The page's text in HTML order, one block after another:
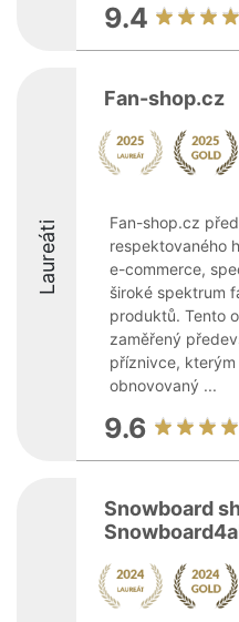
9.4
Laureáti
Fan-shop.cz
Fan-shop.cz
respektovaného
e-commerce,
široké spektrum
produktů. Tento
zaměřený
příznivce,
obnovovaný ...
9.6
Snowboard